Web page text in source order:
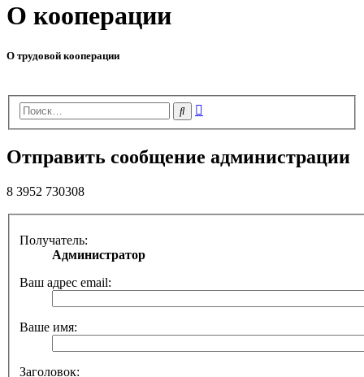
О кооперации
О трудовой кооперации
Поиск
Отправить сообщение администрации
8 3952 730308
Получатель:
Администратор
Ваш адрес email:
Ваше имя:
Заголовок: